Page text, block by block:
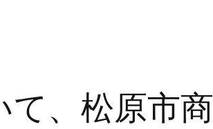
て、松原市商